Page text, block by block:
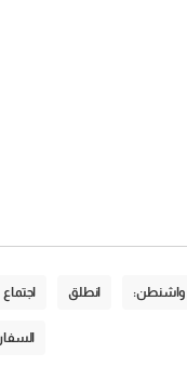
واشنطن: انطلق اجتماع